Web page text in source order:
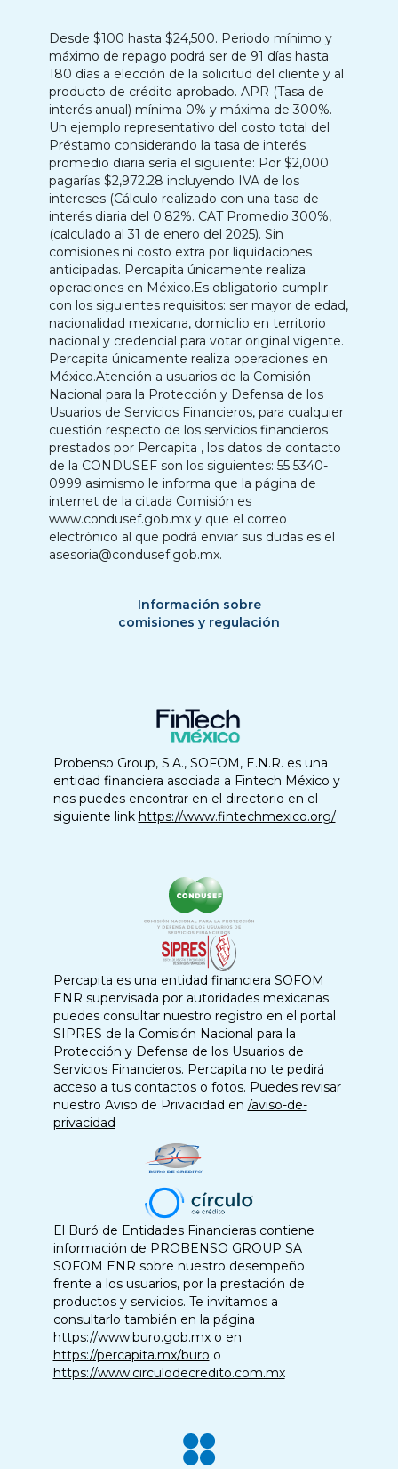
Desde $100 hasta $24,500. Periodo mínimo y
máximo de repago podrá ser de 91 días hasta
180 días a elección de la solicitud del cliente y al
producto de crédito aprobado. APR (Tasa de
interés anual) mínima 0% y máxima de 300%.
Un ejemplo representativo del costo total del
Préstamo considerando la tasa de interés
promedio diaria sería el siguiente: Por $2,000
pagarías $2,972.28 incluyendo IVA de los
intereses (Cálculo realizado con una tasa de
interés diaria del 0.82%. CAT Promedio 300%,
(calculado al 31 de enero del 2025). Sin
comisiones ni costo extra por liquidaciones
anticipadas. Percapita únicamente realiza
operaciones en México.Es obligatorio cumplir
con los siguientes requisitos: ser mayor de edad,
nacionalidad mexicana, domicilio en territorio
nacional y credencial para votar original vigente.
Percapita únicamente realiza operaciones en
México.Atención a usuarios de la Comisión
Nacional para la Protección y Defensa de los
Usuarios de Servicios Financieros, para cualquier
cuestión respecto de los servicios financieros
prestados por Percapita , los datos de contacto
de la CONDUSEF son los siguientes: 55 5340-
0999 asimismo le informa que la página de
internet de la citada Comisión es
www.condusef.gob.mx y que el correo
electrónico al que podrá enviar sus dudas es el
asesoria@condusef.gob.mx.
Información sobre
comisiones y regulación
Probenso Group, S.A., SOFOM, E.N.R. es una
entidad financiera asociada a Fintech México y
nos puedes encontrar en el directorio en el
siguiente link https://www.fintechmexico.org/
Percapita es una entidad financiera SOFOM
ENR supervisada por autoridades mexicanas
puedes consultar nuestro registro en el portal
SIPRES de la Comisión Nacional para la
Protección y Defensa de los Usuarios de
Servicios Financieros. Percapita no te pedirá
acceso a tus contactos o fotos. Puedes revisar
nuestro Aviso de Privacidad en /aviso-de-
privacidad
El Buró de Entidades Financieras contiene
información de PROBENSO GROUP SA
SOFOM ENR sobre nuestro desempeño
frente a los usuarios, por la prestación de
productos y servicios. Te invitamos a
consultarlo también en la página
https://www.buro.gob.mxo en
https://percapita.mx/buro o
https://www.circulodecredito.com.mx